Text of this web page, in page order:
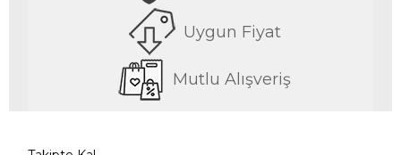
Uygun Fiyat
Mutlu Alışveriş